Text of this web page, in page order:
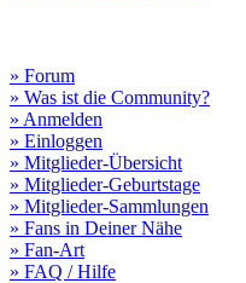
» Forum
» Was ist die Community?
» Anmelden
» Einloggen
» Mitglieder-Übersicht
» Mitglieder-Geburtstage
» Mitglieder-Sammlungen
» Fans in Deiner Nähe
» Fan-Art
» FAQ / Hilfe